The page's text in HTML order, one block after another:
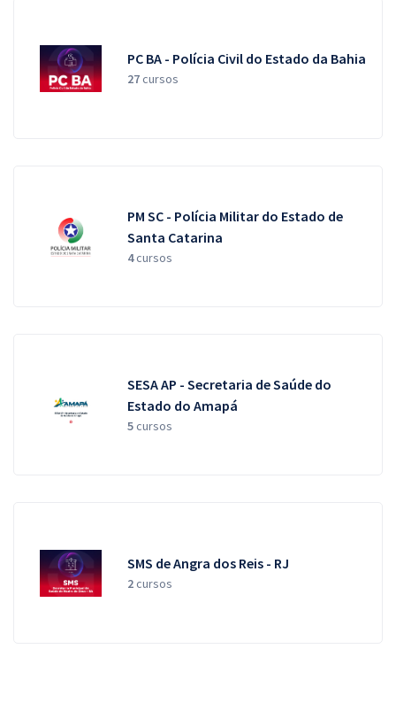
PC BA - Polícia Civil do Estado da Bahia
27cursos
PM SC - Polícia Militar do Estado de
Santa Catarina
4cursos
SESA AP - Secretaria de Saúde do
Estado do Amapá
5cursos
SMS de Angra dos Reis - RJ
2cursos